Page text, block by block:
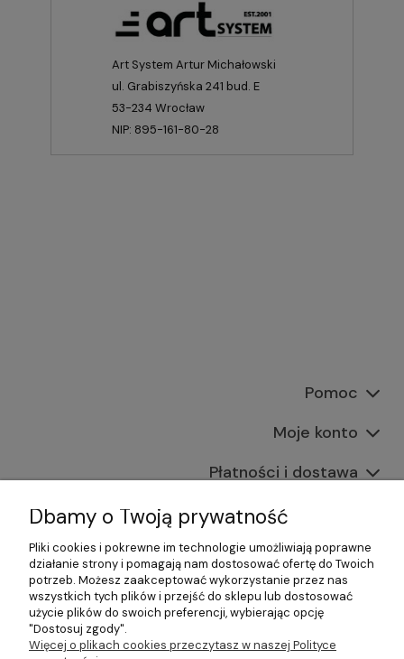
Art System Artur Michałowski
ul. Grabiszyńska 241 bud. E
53-234 Wrocław
NIP: 895-161-80-28
Pomoc
Moje konto
Płatności i dostawa
Informacje
O nas
©2026 Wszelkie Prawa Zastrzeżone | Gastrosklep |
Wyposażenie gastronomii, restauracji oraz barów
Dbamy o Twoją prywatność
Pliki cookies i pokrewne im technologie umożliwiają poprawne
działanie strony i pomagają nam dostosować ofertę do Twoich
potrzeb. Możesz zaakceptować wykorzystanie przez nas
wszystkich tych plików i przejść do sklepu lub dostosować
użycie plików do swoich preferencji, wybierając opcję
"Dostosuj zgody".
Więcej o plikach cookies przeczytasz w naszej Polityce